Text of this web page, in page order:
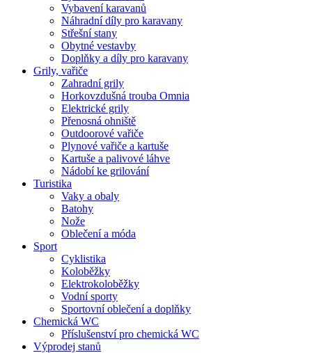
Vybavení karavanů
Náhradní díly pro karavany
Střešní stany
Obytné vestavby
Doplňky a díly pro karavany
Grily, vařiče
Zahradní grily
Horkovzdušná trouba Omnia
Elektrické grily
Přenosná ohniště
Outdoorové vařiče
Plynové vařiče a kartuše
Kartuše a palivové láhve
Nádobí ke grilování
Turistika
Vaky a obaly
Batohy
Nože
Oblečení a móda
Sport
Cyklistika
Koloběžky
Elektrokoloběžky
Vodní sporty
Sportovní oblečení a doplňky
Chemická WC
Příslušenství pro chemická WC
Výprodej stanů